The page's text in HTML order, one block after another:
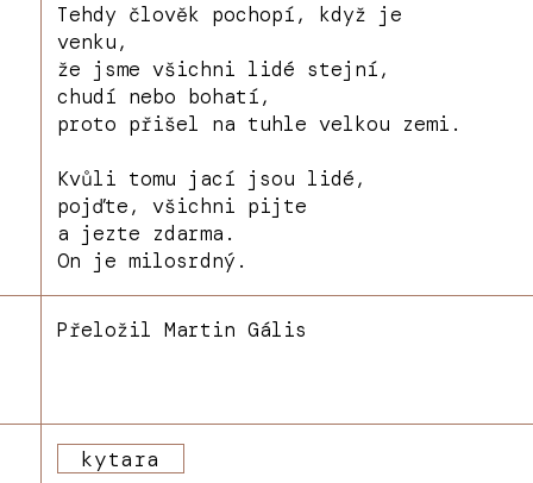
Tehdy člověk pochopí, když je
venku,
že jsme všichni lidé stejní,
chudí nebo bohatí,
proto přišel na tuhle velkou zemi.
Kvůli tomu jací jsou lidé,
pojďte, všichni pijte
a jezte zdarma.
On je milosrdný.
Přeložil Martin Gális
kytara